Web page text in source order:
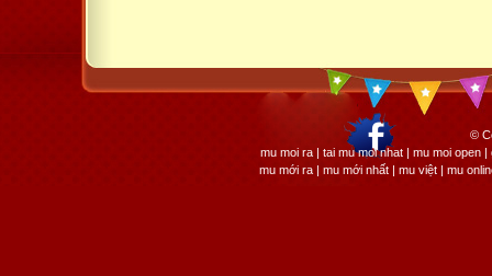
©
mu moi ra | tai mu moi nhat | mu moi open
mu mới ra | mu mới nhất | mu việt | mu